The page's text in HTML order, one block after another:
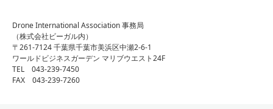
Drone International Association 事務局
（株式会社ビーガル内）
〒261-7124 千葉県千葉市美浜区中瀬2-6-1
ワールドビジネスガーデン マリブウエスト24F
TEL 043-239-7450
FAX 043-239-7260